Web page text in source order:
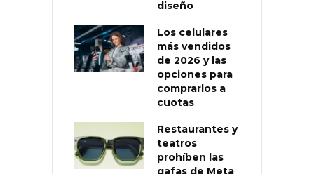
diseño
Los celulares
más vendidos
de 2026 y las
opciones para
comprarlos a
cuotas
Restaurantes y
teatros
prohíben las
gafas de Meta